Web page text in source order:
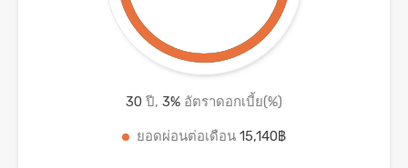
30 ปี, 3% อัตราดอกเบี้ย(%)
ยอดผ่อนต่อเดือน 15,140฿